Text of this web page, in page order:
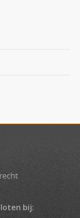
bij: